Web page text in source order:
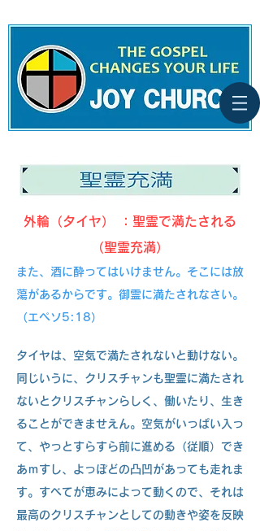
外輪（タイヤ） ：聖霊で満たされる
（聖霊充満）
また、酒に酔ってはいけません。そこには放
蕩があるからです。御霊に満たされなさい。
（エペソ5:18）
タイヤは、空気で満たされないと動けない。
同じいうに、クリスチャンも聖霊に満たされ
ないとクリスチャンらしく、働いたり、生き
ることができませえん。空気がいっぱい入っ
て、やっとすらすら前に進める（従順）でき
あｍすし、よっぽどの凸凹があっても走れま
す。すべてが恵みによって動くので、それは
最高のクリスチャンとしての動きや姿を反映